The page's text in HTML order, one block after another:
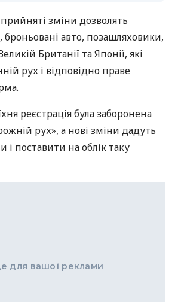
зміни дозволять
авто, позашляховики,
Британії та Японії, які
рух і відповідно праве
реєстрація була заборонена
рух», а нові зміни дадуть
і поставити на облік таку
для вашої реклами